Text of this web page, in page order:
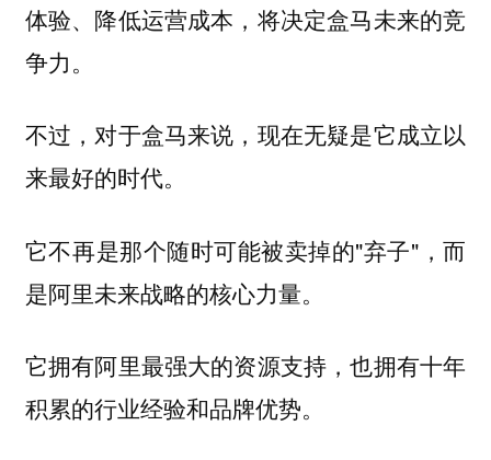
体验、降低运营成本，将决定盒马未来的竞
争力。
不过，对于盒马来说，现在无疑是它成立以
来最好的时代。
它不再是那个随时可能被卖掉的"弃子"，而
是阿里未来战略的核心力量。
它拥有阿里最强大的资源支持，也拥有十年
积累的行业经验和品牌优势。